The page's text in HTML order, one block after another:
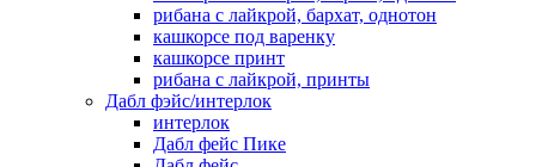
рибана с лайкрой, бархат, однотон
кашкорсе под варенку
кашкорсе принт
рибана с лайкрой, принты
Дабл фэйс/интерлок
интерлок
Дабл фейс Пике